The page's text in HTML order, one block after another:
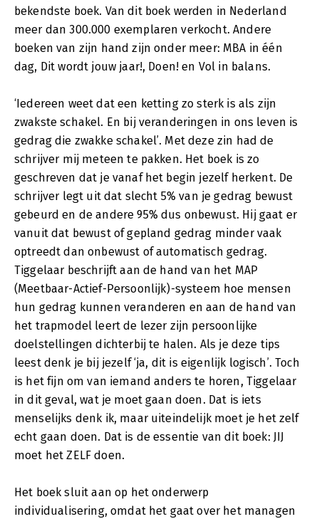
bekendste boek. Van dit boek werden in Nederland
meer dan 300.000 exemplaren verkocht. Andere
boeken van zijn hand zijn onder meer: MBA in één
dag, Dit wordt jouw jaar!, Doen! en Vol in balans.
‘Iedereen weet dat een ketting zo sterk is als zijn
zwakste schakel. En bij veranderingen in ons leven is
gedrag die zwakke schakel’. Met deze zin had de
schrijver mij meteen te pakken. Het boek is zo
geschreven dat je vanaf het begin jezelf herkent. De
schrijver legt uit dat slecht 5% van je gedrag bewust
gebeurd en de andere 95% dus onbewust. Hij gaat er
vanuit dat bewust of gepland gedrag minder vaak
optreedt dan onbewust of automatisch gedrag.
Tiggelaar beschrijft aan de hand van het MAP
(Meetbaar-Actief-Persoonlijk)-systeem hoe mensen
hun gedrag kunnen veranderen en aan de hand van
het trapmodel leert de lezer zijn persoonlijke
doelstellingen dichterbij te halen. Als je deze tips
leest denk je bij jezelf ‘ja, dit is eigenlijk logisch’. Toch
is het fijn om van iemand anders te horen, Tiggelaar
in dit geval, wat je moet gaan doen. Dat is iets
menselijks denk ik, maar uiteindelijk moet je het zelf
echt gaan doen. Dat is de essentie van dit boek: JIJ
moet het ZELF doen.
Het boek sluit aan op het onderwerp
individualisering, omdat het gaat over het managen